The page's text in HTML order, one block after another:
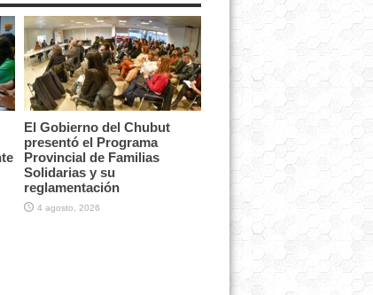
El Gobierno del Chubut
presentó el Programa
Provincial de Familias
Solidarias y su
reglamentación
4 agosto, 2026